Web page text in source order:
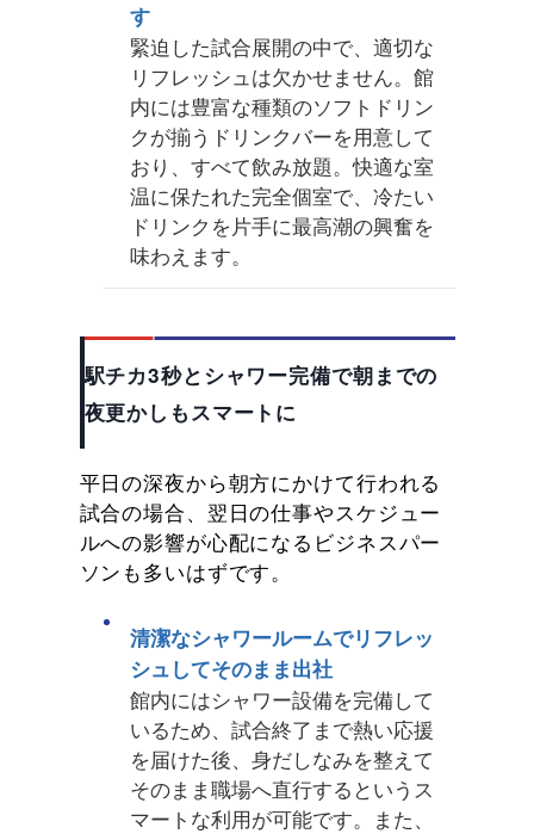
す
緊迫した試合展開の中で、適切な
リフレッシュは欠かせません。館
内には豊富な種類のソフトドリン
クが揃うドリンクバーを用意して
おり、すべて飲み放題。快適な室
温に保たれた完全個室で、冷たい
ドリンクを片手に最高潮の興奮を
味わえます。
駅チカ3秒とシャワー完備で朝までの
夜更かしもスマートに
平日の深夜から朝方にかけて行われる
試合の場合、翌日の仕事やスケジュー
ルへの影響が心配になるビジネスパー
ソンも多いはずです。
清潔なシャワールームでリフレッ
シュしてそのまま出社
館内にはシャワー設備を完備して
いるため、試合終了まで熱い応援
を届けた後、身だしなみを整えて
そのまま職場へ直行するというス
マートな利用が可能です。また、